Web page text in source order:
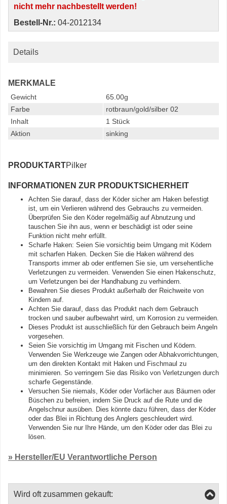
nicht mehr nachbestellt werden!
Bestell-Nr.: 04-2012134
Details
MERKMALE
Gewicht
65.00g
Farbe
rotbraun/gold/silber 02
Inhalt
1 Stück
Aktion
sinking
PRODUKTARTPilker
INFORMATIONEN ZUR PRODUKTSICHERHEIT
Achten Sie darauf, dass der Köder sicher am Haken befestigt
ist, um ein Verlieren während des Gebrauchs zu vermeiden.
Überprüfen Sie den Köder regelmäßig auf Abnutzung und
tauschen Sie ihn aus, wenn er beschädigt ist oder seine
Funktion nicht mehr erfüllt.
Scharfe Haken: Seien Sie vorsichtig beim Umgang mit Ködern
mit scharfen Haken. Decken Sie die Haken während des
Transports immer ab oder entfernen Sie sie, um versehentliche
Verletzungen zu vermeiden. Verwenden Sie einen Hakenschutz,
um Verletzungen bei der Handhabung zu verhindern.
Bewahren Sie dieses Produkt außerhalb der Reichweite von
Kindern auf.
Achten Sie darauf, dass das Produkt nach dem Gebrauch
trocken und sauber aufbewahrt wird, um Korrosion zu vermeiden.
Dieses Produkt ist ausschließlich für den Gebrauch beim Angeln
vorgesehen.
Seien Sie vorsichtig im Umgang mit Fischen und Ködern.
Verwenden Sie Werkzeuge wie Zangen oder Abhakvorrichtungen,
um den direkten Kontakt mit Haken und Fischmaul zu
minimieren. So verringern Sie das Risiko von Verletzungen durch
scharfe Gegenstände.
Versuchen Sie niemals, Köder oder Vorfächer aus Bäumen oder
Büschen zu befreien, indem Sie Druck auf die Rute und die
Angelschnur ausüben. Dies könnte dazu führen, dass der Köder
oder das Blei in Richtung des Anglers geschleudert wird.
Verwenden Sie nur Ihre Hände, um den Köder oder das Blei zu
lösen.
» Hersteller/EU Verantwortliche Person
Wird oft zusammen gekauft: